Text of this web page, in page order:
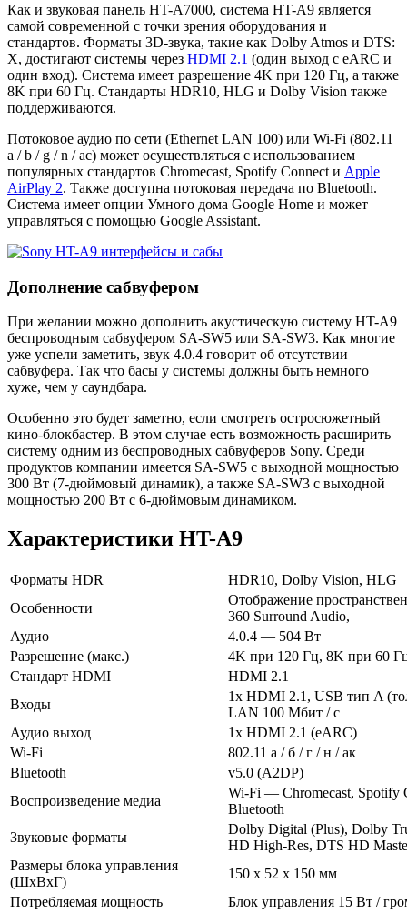
Как и звуковая панель HT-A7000, система HT-A9 является
самой современной с точки зрения оборудования и
стандартов. Форматы 3D-звука, такие как Dolby Atmos и DTS:
X, достигают системы через HDMI 2.1 (один выход с eARC и
один вход). Система имеет разрешение 4K при 120 Гц, а также
8K при 60 Гц. Стандарты HDR10, HLG и Dolby Vision также
поддерживаются.
Потоковое аудио по сети (Ethernet LAN 100) или Wi-Fi (802.11
a / b / g / n / ac) может осуществляться с использованием
популярных стандартов Chromecast, Spotify Connect и Apple
AirPlay 2. Также доступна потоковая передача по Bluetooth.
Система имеет опции Умного дома Google Home и может
управляться с помощью Google Assistant.
Дополнение сабвуфером
При желании можно дополнить акустическую систему HT-A9
беспроводным сабвуфером SA-SW5 или SA-SW3. Как многие
уже успели заметить, звук 4.0.4 говорит об отсутствии
сабвуфера. Так что басы у системы должны быть немного
хуже, чем у саундбара.
Особенно это будет заметно, если смотреть остросюжетный
кино-блокбастер. В этом случае есть возможность расширить
систему одним из беспроводных сабвуферов Sony. Среди
продуктов компании имеется SA-SW5 с выходной мощностью
300 Вт (7-дюймовый динамик), а также SA-SW3 с выходной
мощностью 200 Вт с 6-дюймовым динамиком.
Характеристики HT-A9
Форматы HDR
HDR10, Dolby Vision, HLG
Особенности
Отображение
360 Surround Audio,
Аудио
4.0.4 — 504 Вт
Разрешение (макс.)
4K при 120 Гц, 8K при 60
Стандарт HDMI
HDMI 2.1
Входы
1x HDMI 2.1, USB тип A
LAN 100 Мбит / с
Аудио выход
1x HDMI 2.1 (eARC)
Wi-Fi
802.11 а / б / г / н / ак
Bluetooth
v5.0 (A2DP)
Воспроизведение медиа
Wi-Fi — Chromecast, Spotify
Bluetooth
Звуковые форматы
Dolby Digital (Plus), Dolby
HD High-Res, DTS HD
Размеры блока управления
(ШxВxГ)
150 х 52 х 150 мм
Потребляемая мощность
Блок управления 15 Вт /